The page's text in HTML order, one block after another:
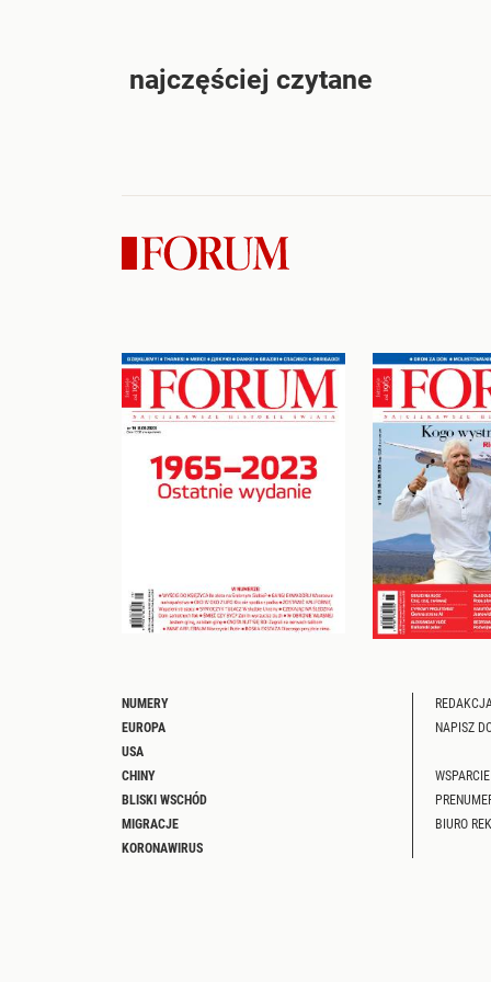
najczęściej czytane
NUMERY
EUROPA
USA
CHINY
BLISKI WSCHÓD
MIGRACJE
KORONAWIRUS
NAPISZ
BIURO